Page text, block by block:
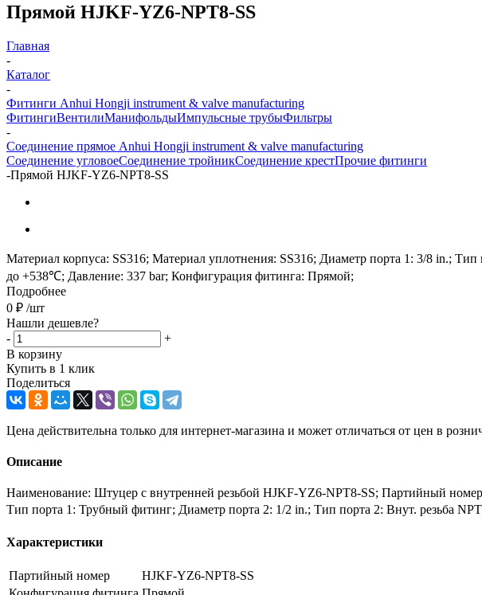
Прямой HJKF-YZ6-NPT8-SS
Главная
-
Каталог
-
Фитинги Anhui Hongji instrument & valve manufacturing
ФитингиВентилиМанифольдыИмпульсные трубыФильтры
-
Соединение прямое Anhui Hongji instrument & valve manufacturing
Соединение угловоеСоединение тройникСоединение крестПрочие фитинги
-Прямой HJKF-YZ6-NPT8-SS
Материал корпуса: SS316; Материал уплотнения: SS316; Диаметр порта 1: 3/8 in.;
до +538℃; Давление: 337 bar; Конфигурация фитинга: Прямой;
Подробнее
0 ₽ /шт
Нашли дешевле?
-
+
В корзину
Купить в 1 клик
Поделиться
Цена действительна только для интернет-магазина и может отличаться от цен в
Описание
Наименование: Штуцер с внутренней резьбой HJKF-YZ6-NPT8-SS; Партийный
Тип порта 1: Трубный фитинг; Диаметр порта 2: 1/2 in.; Тип порта 2: Внут. резьба
Характеристики
Партийный номер
HJKF-YZ6-NPT8-SS